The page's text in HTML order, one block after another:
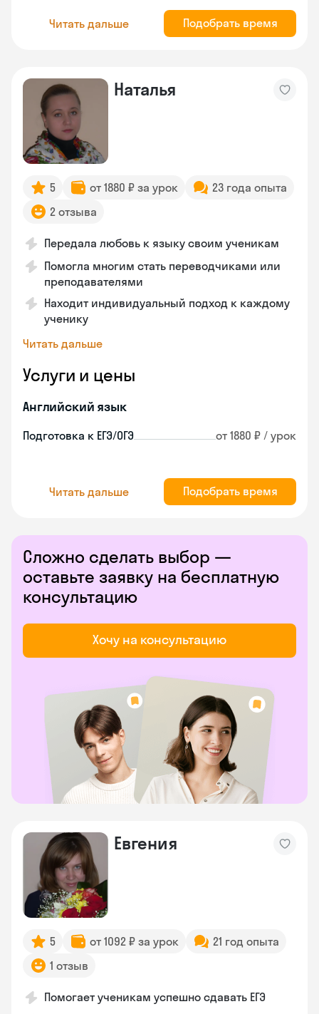
Читать дальше Подобрать время
Наталья
5 от 1880 ₽ за урок
23 года опыта
2 отзыва
Передала любовь к языку своим ученикам
Помогла многим стать переводчиками или
преподавателями
Находит индивидуальный подход к каждому
ученику
Читать дальше
Услуги и цены
Английский язык
Подготовка к ЕГЭ/ОГЭ от 1880 ₽ / урок
Читать дальше Подобрать время
Сложно сделать выбор —
оставьте заявку на бесплатную
консультацию
Хочу на консультацию
Евгения
5 от 1092 ₽ за урок
21 год опыта
1 отзыв
Помогает ученикам успешно сдавать ЕГЭ